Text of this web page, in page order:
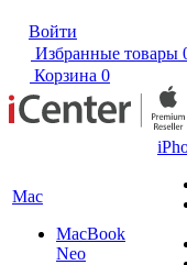
Войти
Избранные товары
Корзина 0
Mac
MacBook
Neo